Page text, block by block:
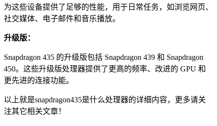
为这些设备提供了足够的性能，用于日常任务，如浏览网页、
社交媒体、电子邮件和音乐播放。
升级版：
Snapdragon 435 的升级版包括 Snapdragon 439 和 Snapdragon
450。这些升级版处理器提供了更高的频率、改进的 GPU 和
更先进的连接功能。
以上就是snapdragon435是什么处理器的详细内容，更多请关
注其它相关文章！